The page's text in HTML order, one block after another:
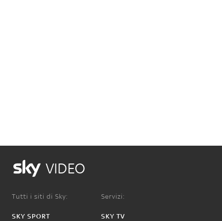
VIDEO
Tutti i siti di Sky:
SKY SPORT
Servizi:
SKY TV